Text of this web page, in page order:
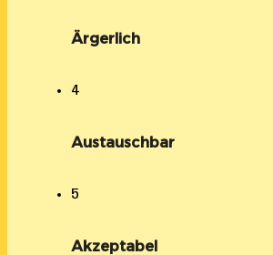
Ärgerlich
4
Austauschbar
5
Akzeptabel